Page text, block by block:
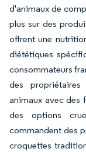
d'animaux de
plus sur des
offrent une
diététiques
consommateurs
des
animaux avec des
des options
commandent des
croquettes